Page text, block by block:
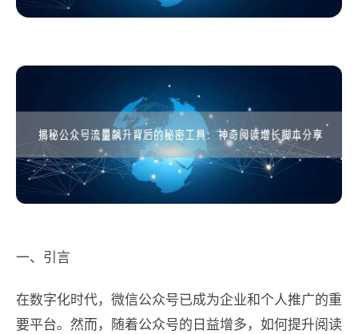
一、引言
在数字化时代，微信公众号已成为企业和个人推广的重
要平台。然而，随着公众号的日益增多，如何提升阅读